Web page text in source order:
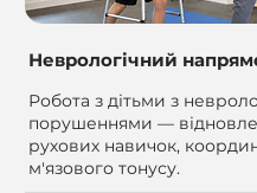
Неврологічний
Робота з дітьми з
порушеннями —
рухових навичок,
м'язового тонусу.